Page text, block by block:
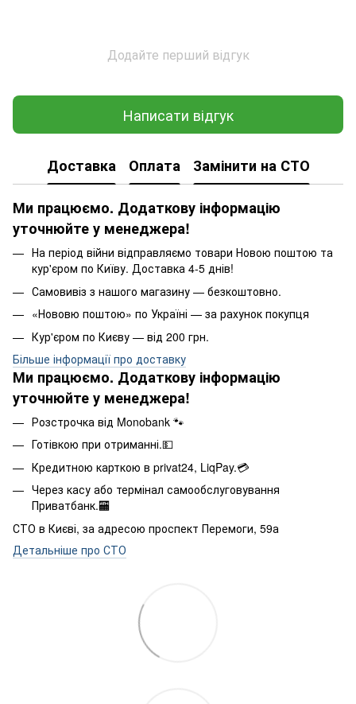
Додайте перший відгук
Написати відгук
Доставка Оплата Замінити на СТО
Ми працюємо. Додаткову інформацію
уточнюйте у менеджера!
На період війни відправляємо товари Новою поштою та
кур'єром по Київу. Доставка 4-5 днів!
Самовивіз з нашого магазину — безкоштовно.
«Нововю поштою» по Україні — за рахунок покупця
Кур'єром по Києву — від 200 грн.
Більше інформації про доставку
Ми працюємо. Додаткову інформацію
уточнюйте у менеджера!
Розстрочка від Monobank 🐾
Готівкою при отриманні.💵
Кредитною карткою в privat24, LiqPay.💳
Через касу або термінал самообслуговування
Приватбанк.🏧
СТО в Києві, за адресою проспект Перемоги, 59а
Детальніше про СТО